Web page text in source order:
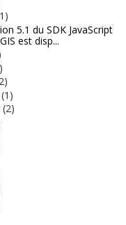
5.1 du SDK JavaScript
est disp...
(1)
(2)